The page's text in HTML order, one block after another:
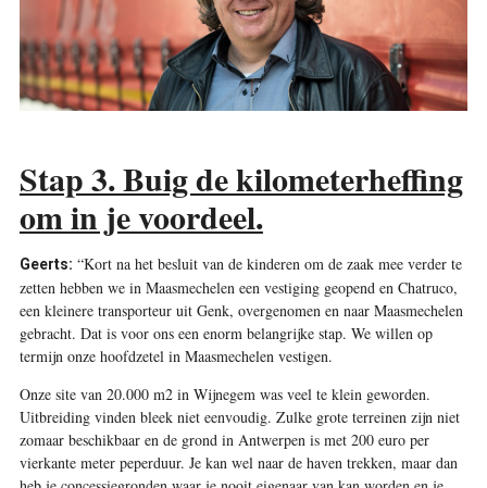
Stap 3. Buig de kilometerheffing
om in je voordeel.
Geerts: “Kort na het besluit van de kinderen om de zaak mee verder te
zetten hebben we in Maasmechelen een vestiging geopend en Chatruco,
een kleinere transporteur uit Genk, overgenomen en naar Maasmechelen
gebracht. Dat is voor ons een enorm belangrijke stap. We willen op
termijn onze hoofdzetel in Maasmechelen vestigen.
Onze site van 20.000 m2 in Wijnegem was veel te klein geworden.
Uitbreiding vinden bleek niet eenvoudig. Zulke grote terreinen zijn niet
zomaar beschikbaar en de grond in Antwerpen is met 200 euro per
vierkante meter peperduur. Je kan wel naar de haven trekken, maar dan